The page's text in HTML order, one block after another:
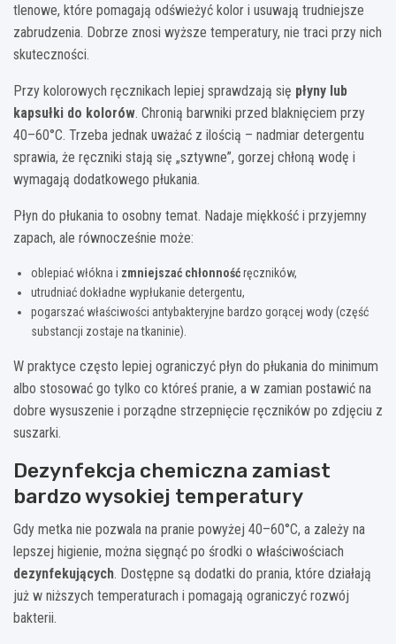
tlenowe, które pomagają odświeżyć kolor i usuwają trudniejsze
zabrudzenia. Dobrze znosi wyższe temperatury, nie traci przy nich
skuteczności.
Przy kolorowych ręcznikach lepiej sprawdzają się płyny lub
kapsułki do kolorów. Chronią barwniki przed blaknięciem przy
40–60°C. Trzeba jednak uważać z ilością – nadmiar detergentu
sprawia, że ręczniki stają się „sztywne”, gorzej chłoną wodę i
wymagają dodatkowego płukania.
Płyn do płukania to osobny temat. Nadaje miękkość i przyjemny
zapach, ale równocześnie może:
oblepiać włókna i zmniejszać chłonnośćręczników,
utrudniać dokładne wypłukanie detergentu,
pogarszać właściwości antybakteryjne bardzo gorącej wody (część
substancji zostaje na tkaninie).
W praktyce często lepiej ograniczyć płyn do płukania do minimum
albo stosować go tylko co któreś pranie, a w zamian postawić na
dobre wysuszenie i porządne strzepnięcie ręczników po zdjęciu z
suszarki.
Dezynfekcja chemiczna zamiast
bardzo wysokiej temperatury
Gdy metka nie pozwala na pranie powyżej 40–60°C, a zależy na
lepszej higienie, można sięgnąć po środki o właściwościach
dezynfekujących. Dostępne są dodatki do prania, które działają
już w niższych temperaturach i pomagają ograniczyć rozwój
bakterii.